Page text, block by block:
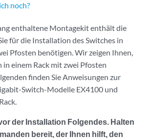
noch?
enthaltene Montagekit enthält die
für die Installation des Switches in
Pfosten benötigen. Wir zeigen Ihnen,
in einem Rack mit zwei Pfosten
finden Sie Anweisungen zur
Switch-Modelle EX4100 und
der Installation Folgendes. Halten
bereit, der Ihnen hilft, den